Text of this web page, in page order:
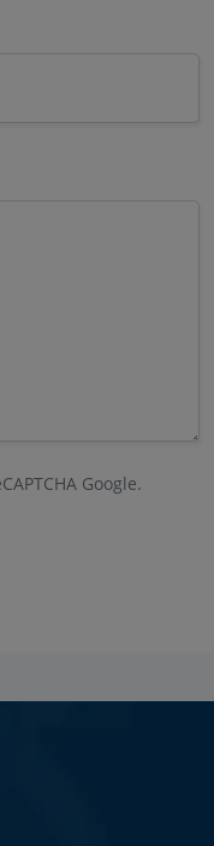
Google.